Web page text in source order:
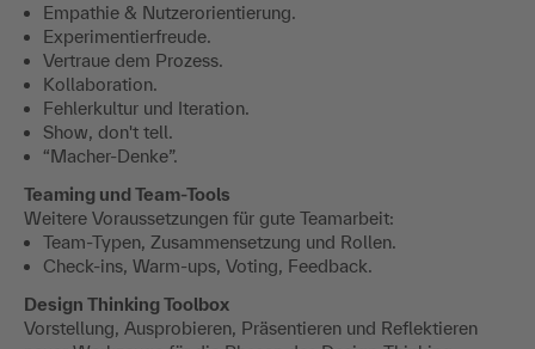
Empathie & Nutzerorientierung.
Experimentierfreude.
Vertraue dem Prozess.
Kollaboration.
Fehlerkultur und Iteration.
Show, don't tell.
“Macher-Denke”.
Teaming und Team-Tools
Weitere Voraussetzungen für gute Teamarbeit:
Team-Typen, Zusammensetzung und Rollen.
Check-ins, Warm-ups, Voting, Feedback.
Design Thinking Toolbox
Vorstellung, Ausprobieren, Präsentieren und Reflektieren